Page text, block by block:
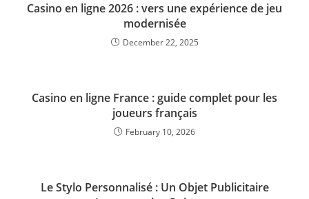
Casino en ligne 2026 : vers une expérience de jeu
modernisée
December 22, 2025
Casino en ligne France : guide complet pour les
joueurs français
February 10, 2026
Le Stylo Personnalisé : Un Objet Publicitaire